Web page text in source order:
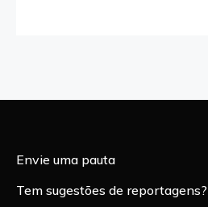
Envie uma pauta
Tem sugestões de reportagens?